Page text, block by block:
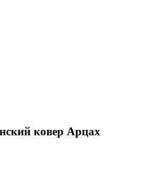
ковер Арцах